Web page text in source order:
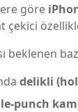
göre
çekici
beklenen
delikli
punch